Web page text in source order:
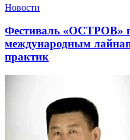
Новости
Фестиваль «ОСТРОВ»
международным
практик